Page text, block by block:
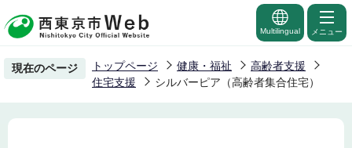
の
ー
Multilingual メニュー
現在のページ トップページ 健康・福祉
高齢者支援
住宅支援
シルバーピア（高齢者集合住宅）